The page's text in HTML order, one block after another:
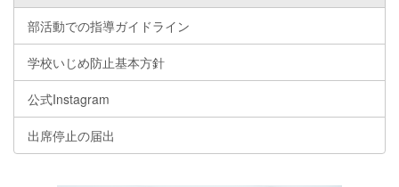
部活動での指導ガイドライン
学校いじめ防止基本方針
公式Instagram
出席停止の届出